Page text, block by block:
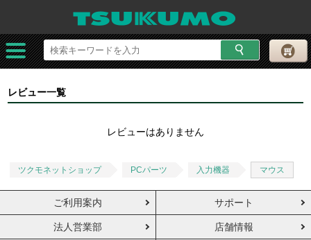
レビュー一覧
レビューはありません
ツクモネットショップ PCパーツ 入力機器 マウス
ご利用案内 サポート
法人営業部 店舗情報